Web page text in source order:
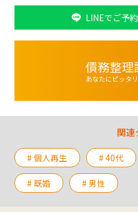
LINEでご予
債務整理
あなたにピッタ
関連
# 個人再生 # 40代
# 既婚 # 男性